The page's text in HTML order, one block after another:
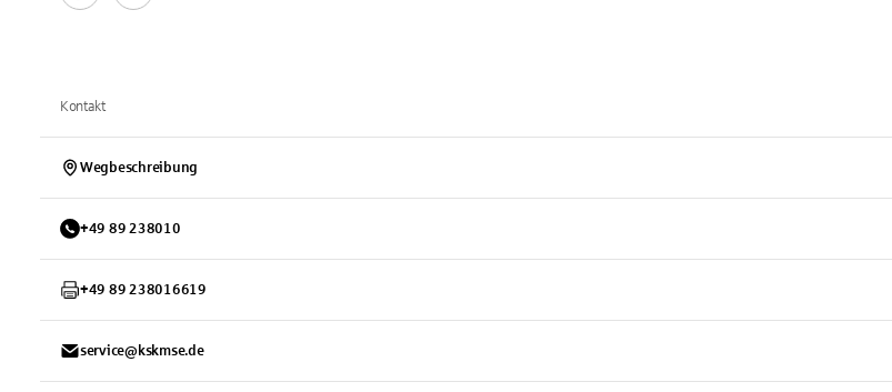
Kontakt
Wegbeschreibung
+49 89 238010
+49 89 238016619
service@kskmse.de